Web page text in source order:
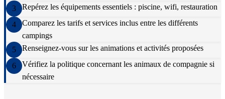
3
Repérez les équipements essentiels : piscine, wifi, restauration
4
Comparez les tarifs et services inclus entre les différents
campings
5
Renseignez-vous sur les animations et activités proposées
6
Vérifiez la politique concernant les animaux de compagnie si
nécessaire